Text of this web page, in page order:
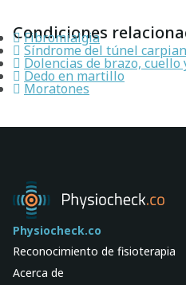
Condiciones
Fibromialgia
Síndrome del túnel
Dolencias de brazo,
Dedo en martillo
Moratones
Physiocheck.co
Reconocimiento de fisioterapia
Acerca de